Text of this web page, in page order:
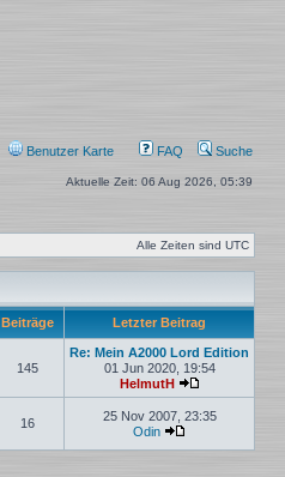
Benutzer Karte FAQ Suche
Aktuelle Zeit: 06 Aug 2026, 05:39
Alle Zeiten sind UTC
Beiträge Letzter Beitrag
145
Re: Mein A2000 Lord Edition
01 Jun 2020, 19:54
HelmutH
Neuester
16
25 Nov 2007, 23:35
Odin